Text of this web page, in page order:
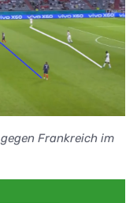
Frankreich im